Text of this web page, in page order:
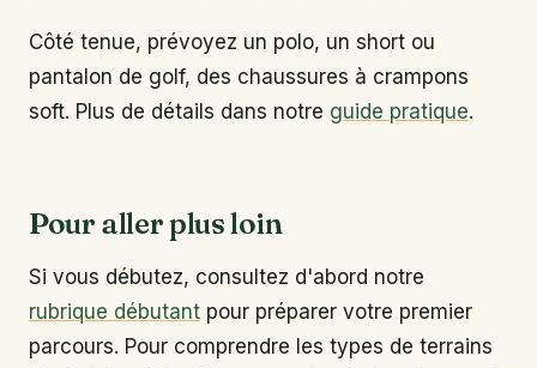
Côté tenue, prévoyez un polo, un short ou
pantalon de golf, des chaussures à crampons
soft. Plus de détails dans notre guide pratique.
Pour aller plus loin
Si vous débutez, consultez d'abord notre
rubrique débutant pour préparer votre premier
parcours. Pour comprendre les types de terrains